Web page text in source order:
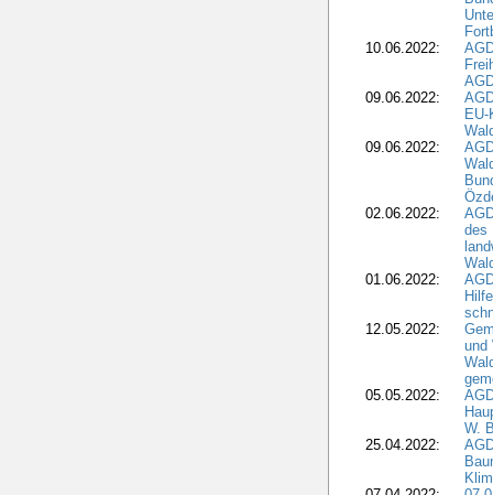
10.06.2022:
09.06.2022:
09.06.2022:
02.06.2022:
des
01.06.2022:
12.05.2022:
und
05.05.2022:
W.
25.04.2022: